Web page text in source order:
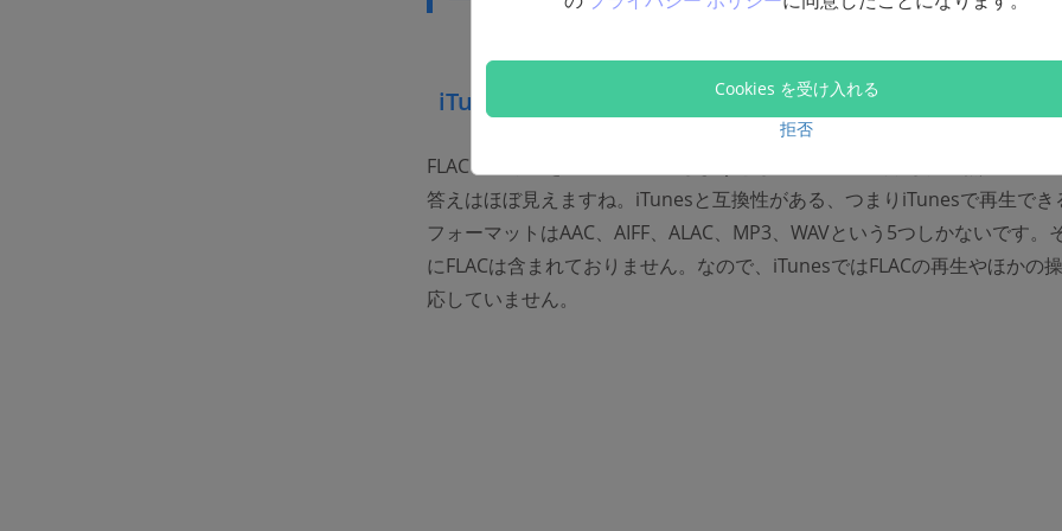
iTunesはFLACの再生などの操作に対応していますか？
FLACファイルをiTunesに追加しようとしているのに失敗した時点で、この
答えはほぼ見えますね。iTunesと互換性がある、つまりiTunesで再生でき
フォーマットはAAC、AIFF、ALAC、MP3、WAVという5つしかないです。
にFLACは含まれておりません。なので、iTunesではFLACの再生やほかの
応していません。
Cookies を受け入れる
拒否